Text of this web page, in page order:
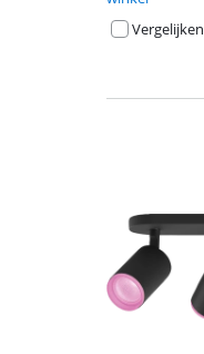
Vergelijken